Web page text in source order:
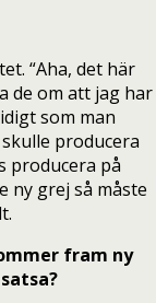
“Aha, det här
de om att jag har
som man
producera
producera på
ny grej så måste
fram ny